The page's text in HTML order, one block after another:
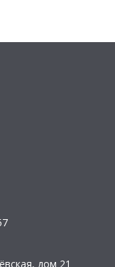
дом 21